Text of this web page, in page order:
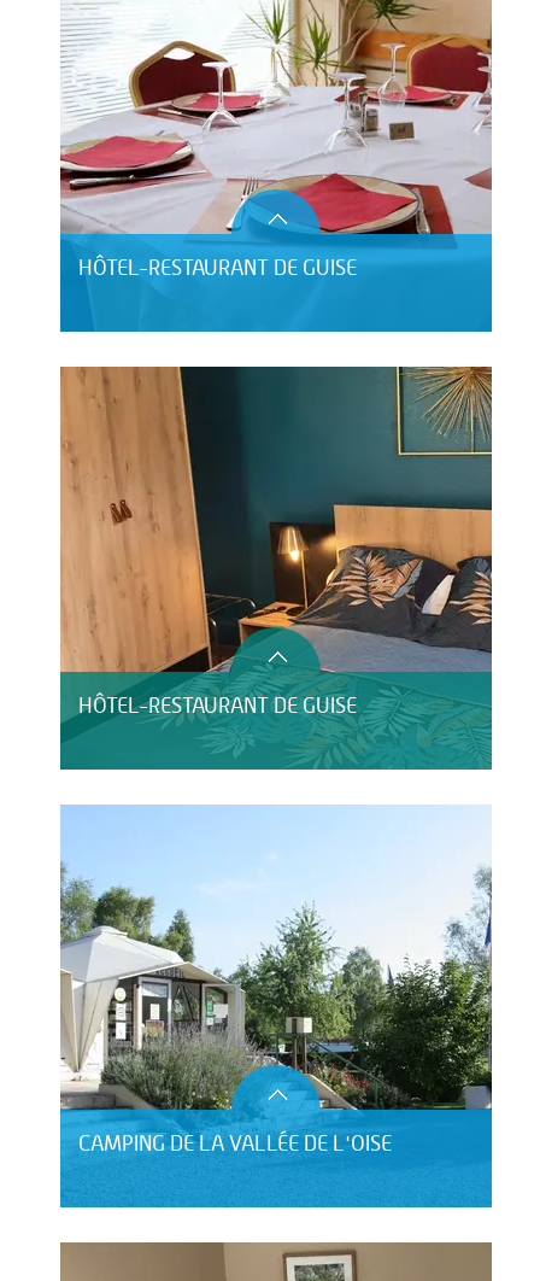
HÔTEL-RESTAURANT DE GUISE
HÔTEL-RESTAURANT DE GUISE
CAMPING DE LA VALLÉE DE L'OISE